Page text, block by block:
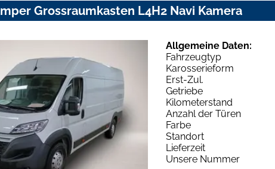
Grossraumkasten L4H2 Navi Kamera
Allgemeine Daten:
Fahrzeugtyp
Karosserieform
Erst-Zul.
Getriebe
Kilometerstand
Anzahl der Türen
Farbe
Standort
Lieferzeit
Unsere Nummer